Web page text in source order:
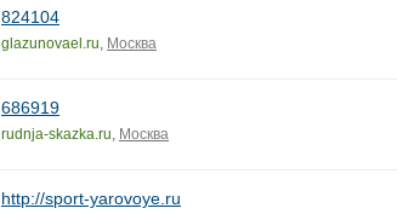
824104
glazunovael.ru, Москва
686919
rudnja-skazka.ru, Москва
http://sport-yarovoye.ru